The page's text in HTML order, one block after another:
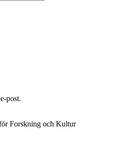
post.
Forskning och Kultur